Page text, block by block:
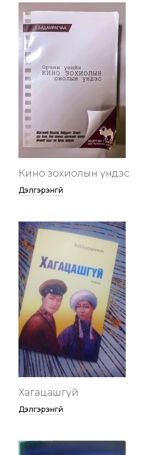
Кино зохиолын үндэс
Дэлгэрэнгүй
Хагацашгүй
Дэлгэрэнгүй